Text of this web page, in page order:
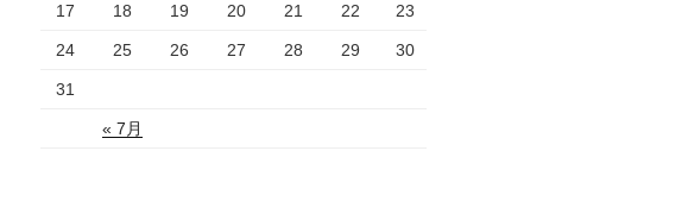
« 7月
17 18 19 20 21 22 23
24 25 26 27 28 29 30
31